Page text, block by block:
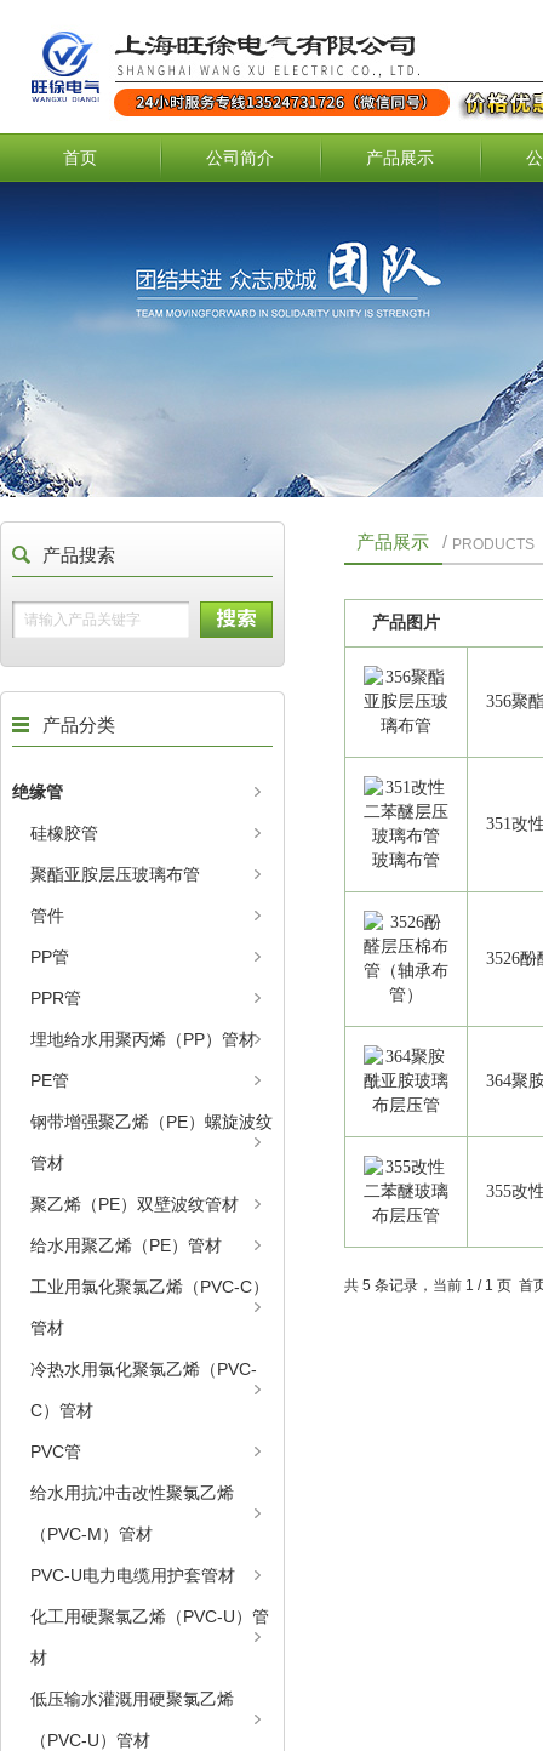
首页 公司简介 产品展示
产品搜索
产品分类
绝缘管
硅橡胶管
聚酯亚胺层压玻璃布管
管件
PP管
PPR管
埋地给水用聚丙烯（PP）管材
PE管
钢带增强聚乙烯（PE）螺旋波纹
管材
聚乙烯（PE）双壁波纹管材
给水用聚乙烯（PE）管材
工业用氯化聚氯乙烯（PVC-C）
管材
冷热水用氯化聚氯乙烯（PVC-
C）管材
PVC管
给水用抗冲击改性聚氯乙烯
（PVC-M）管材
PVC-U电力电缆用护套管材
化工用硬聚氯乙烯（PVC-U）管
材
低压输水灌溉用硬聚氯乙烯
（PVC-U）管材
产品展示 / PRODUCTS
产品图片
356聚
351改
3526
364聚
355改
共 5 条记录，当前 1 / 1 页